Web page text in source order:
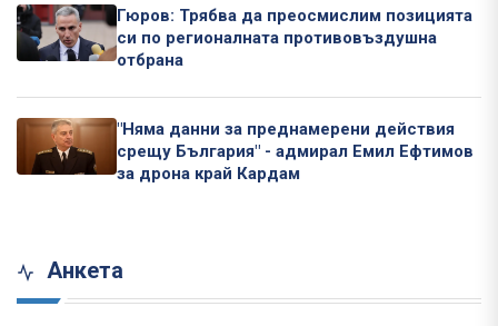
Гюров: Трябва да преосмислим позицията
си по регионалната противовъздушна
отбрана
"Няма данни за преднамерени действия
срещу България" - адмирал Емил Ефтимов
за дрона край Кардам
Анкета